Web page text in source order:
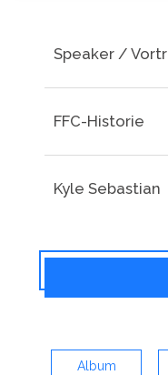
Speaker /
FFC-Historie
Kyle Sebastian
Album